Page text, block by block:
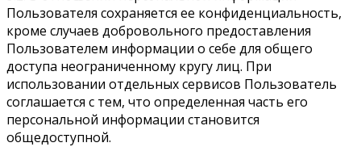
Пользователя сохраняется ее конфиденциальность,
кроме случаев добровольного предоставления
Пользователем информации о себе для общего
доступа неограниченному кругу лиц. При
использовании отдельных сервисов Пользователь
соглашается с тем, что определенная часть его
персональной информации становится
общедоступной.